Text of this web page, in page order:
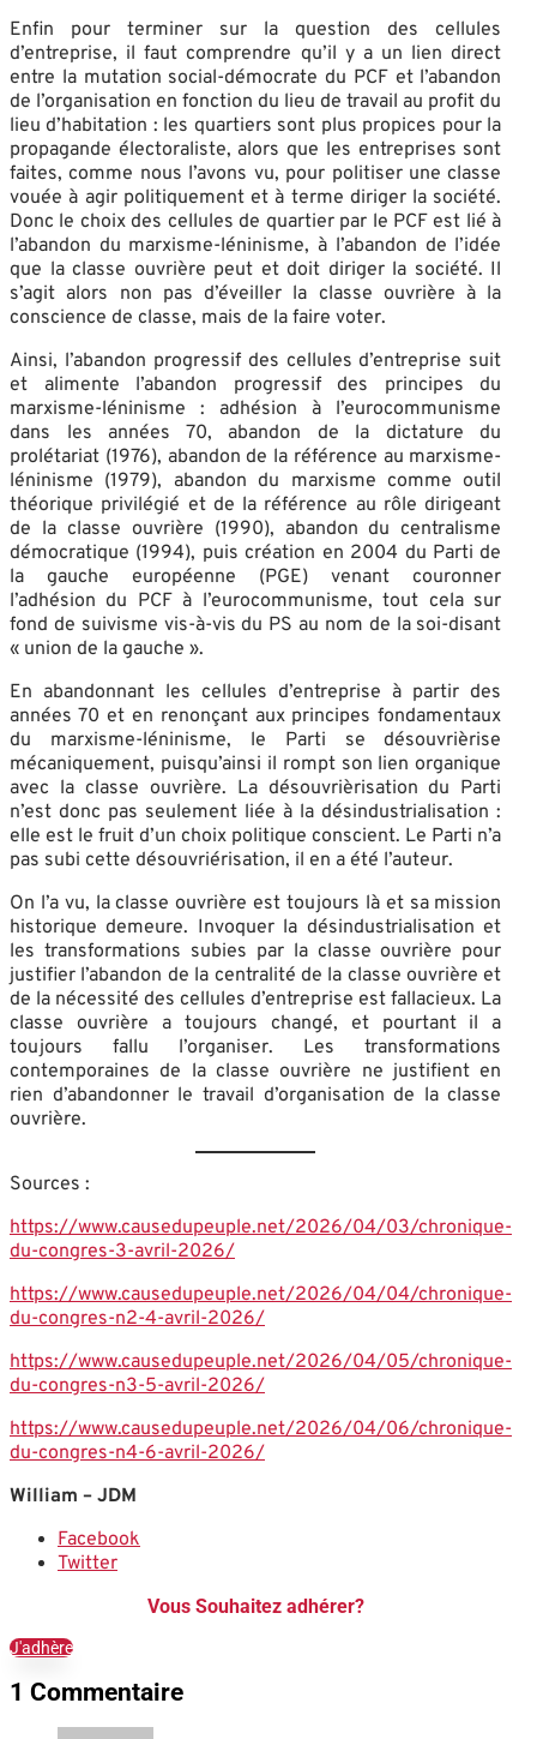
Enfin pour terminer sur la question des cellules
d’entreprise, il faut comprendre qu’il y a un lien direct
entre la mutation social-démocrate du PCF et l’abandon
de l’organisation en fonction du lieu de travail au profit du
lieu d’habitation : les quartiers sont plus propices pour la
propagande électoraliste, alors que les entreprises sont
faites, comme nous l’avons vu, pour politiser une classe
vouée à agir politiquement et à terme diriger la société.
Donc le choix des cellules de quartier par le PCF est lié à
l’abandon du marxisme-léninisme, à l’abandon de l’idée
que la classe ouvrière peut et doit diriger la société. Il
s’agit alors non pas d’éveiller la classe ouvrière à la
conscience de classe, mais de la faire voter.
Ainsi, l’abandon progressif des cellules d’entreprise suit
et alimente l’abandon progressif des principes du
marxisme-léninisme : adhésion à l’eurocommunisme
dans les années 70, abandon de la dictature du
prolétariat (1976), abandon de la référence au marxisme-
léninisme (1979), abandon du marxisme comme outil
théorique privilégié et de la référence au rôle dirigeant
de la classe ouvrière (1990), abandon du centralisme
démocratique (1994), puis création en 2004 du Parti de
la gauche européenne (PGE) venant couronner
l’adhésion du PCF à l’eurocommunisme, tout cela sur
fond de suivisme vis-à-vis du PS au nom de la soi-disant
« union de la gauche ».
En abandonnant les cellules d’entreprise à partir des
années 70 et en renonçant aux principes fondamentaux
du marxisme-léninisme, le Parti se désouvrièrise
mécaniquement, puisqu’ainsi il rompt son lien organique
avec la classe ouvrière. La désouvrièrisation du Parti
n’est donc pas seulement liée à la désindustrialisation :
elle est le fruit d’un choix politique conscient. Le Parti n’a
pas subi cette désouvriérisation, il en a été l’auteur.
On l’a vu, la classe ouvrière est toujours là et sa mission
historique demeure. Invoquer la désindustrialisation et
les transformations subies par la classe ouvrière pour
justifier l’abandon de la centralité de la classe ouvrière et
de la nécessité des cellules d’entreprise est fallacieux. La
classe ouvrière a toujours changé, et pourtant il a
toujours fallu l’organiser. Les transformations
contemporaines de la classe ouvrière ne justifient en
rien d’abandonner le travail d’organisation de la classe
ouvrière.
Sources :
https://www.causedupeuple.net/2026/04/03/chronique-
du-congres-3-avril-2026/
https://www.causedupeuple.net/2026/04/04/chronique-
du-congres-n2-4-avril-2026/
https://www.causedupeuple.net/2026/04/05/chronique-
du-congres-n3-5-avril-2026/
https://www.causedupeuple.net/2026/04/06/chronique-
du-congres-n4-6-avril-2026/
William – JDM
Facebook
Twitter
Vous Souhaitez adhérer?
J'adhère
1 Commentaire